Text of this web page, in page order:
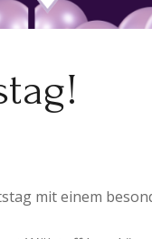
mit einem